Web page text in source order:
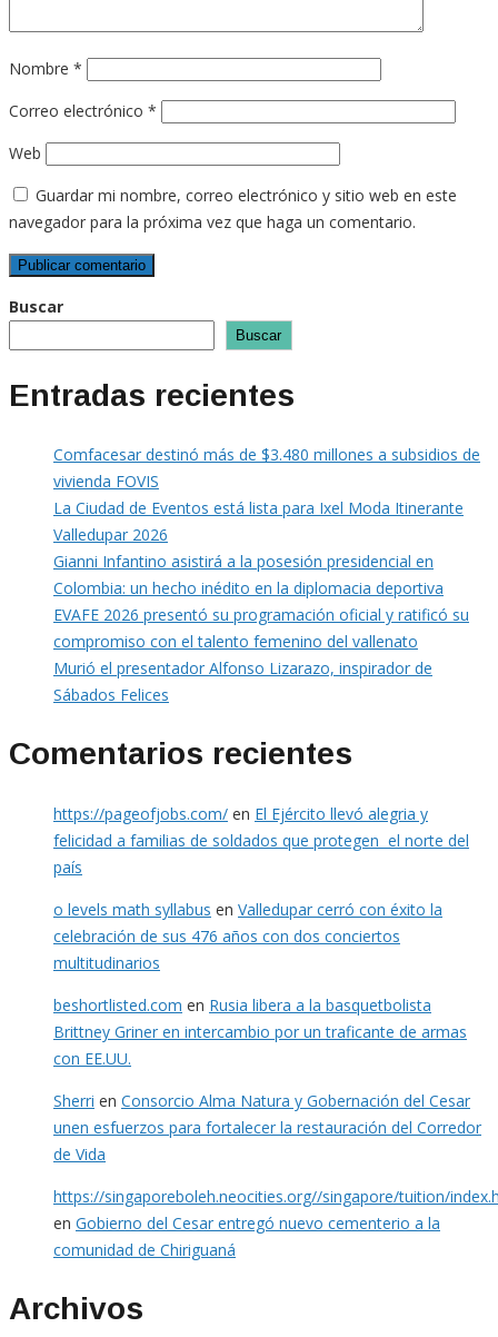
Nombre *
Correo electrónico *
Web
Guardar mi nombre, correo electrónico y sitio web en este
navegador para la próxima vez que haga un comentario.
Buscar
Buscar
Entradas recientes
Comfacesar destinó más de $3.480 millones a subsidios de
vivienda FOVIS
La Ciudad de Eventos está lista para Ixel Moda Itinerante
Valledupar 2026
Gianni Infantino asistirá a la posesión presidencial en
Colombia: un hecho inédito en la diplomacia deportiva
EVAFE 2026 presentó su programación oficial y ratificó su
compromiso con el talento femenino del vallenato
Murió el presentador Alfonso Lizarazo, inspirador de
Sábados Felices
Comentarios recientes
https://pageofjobs.com/ en El Ejército llevó alegria y
felicidad a familias de soldados que protegen el norte del
país
o levels math syllabus en Valledupar cerró con éxito la
celebración de sus 476 años con dos conciertos
multitudinarios
beshortlisted.com en Rusia libera a la basquetbolista
Brittney Griner en intercambio por un traficante de armas
con EE.UU.
Sherri en Consorcio Alma Natura y Gobernación del Cesar
unen esfuerzos para fortalecer la restauración del Corredor
de Vida
https://singaporeboleh.neocities.org//singapore/tuition/
en Gobierno del Cesar entregó nuevo cementerio a la
comunidad de Chiriguaná
Archivos